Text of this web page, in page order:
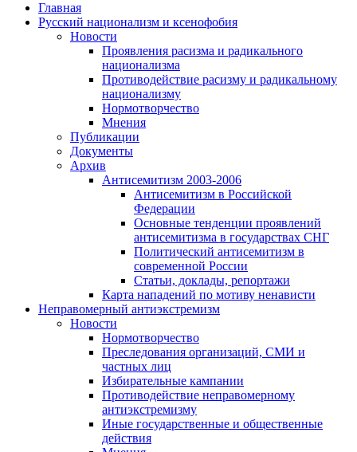
Главная
Русский национализм и ксенофобия
Новости
Проявления расизма и радикального
национализма
Противодействие расизму и радикальному
национализму
Нормотворчество
Мнения
Публикации
Документы
Архив
Антисемитизм 2003-2006
Антисемитизм в Российской
Федерации
Основные тенденции проявлений
антисемитизма в государствах СНГ
Политический антисемитизм в
современной России
Статьи, доклады, репортажи
Карта нападений по мотиву ненависти
Неправомерный антиэкстремизм
Новости
Нормотворчество
Преследования организаций, СМИ и
частных лиц
Избирательные кампании
Противодействие неправомерному
антиэкстремизму
Иные государственные и общественные
действия